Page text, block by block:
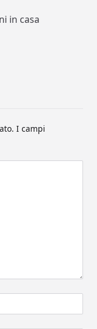
in casa
I campi